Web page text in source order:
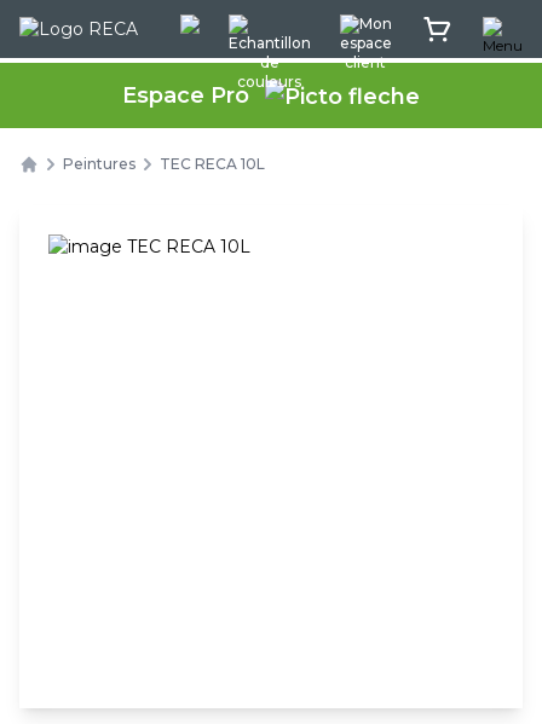
Rec'App intéractifEchantillon de couleursMon espace client
Mon panierMenu
Espace Pro
Peintures TEC RECA 10L